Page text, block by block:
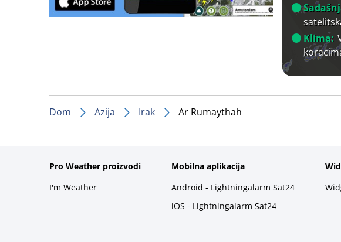
Klima:
Dom Azija Irak Ar Rumaythah
Pro Weather proizvodi
I'm Weather
Mobilna aplikacija
Android - Lightningalarm Sat24
iOS - Lightningalarm Sat24